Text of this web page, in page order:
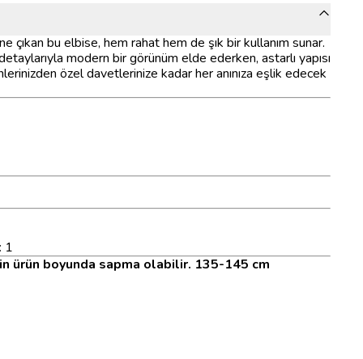
çıkan bu elbise, hem rahat hem de şık bir kullanım sunar.
modern bir görünüm elde ederken, astarlı yapısı
özel davetlerinize kadar her anınıza eşlik edecek
1
ürün boyunda sapma olabilir. 135-145 cm